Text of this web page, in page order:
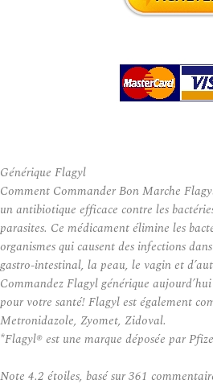
Générique Flagyl
Comment Commander Bon Marche
un antibiotique efficace contre les
parasites. Ce médicament élimine les
organismes qui causent des infections
gastro-intestinal, la peau, le vagin et
Commandez Flagyl générique
pour votre santé! Flagyl est également
Metronidazole, Zyomet, Zidoval.
*Flagyl® est une marque déposée par
Note 4.2 étoiles, basé sur361